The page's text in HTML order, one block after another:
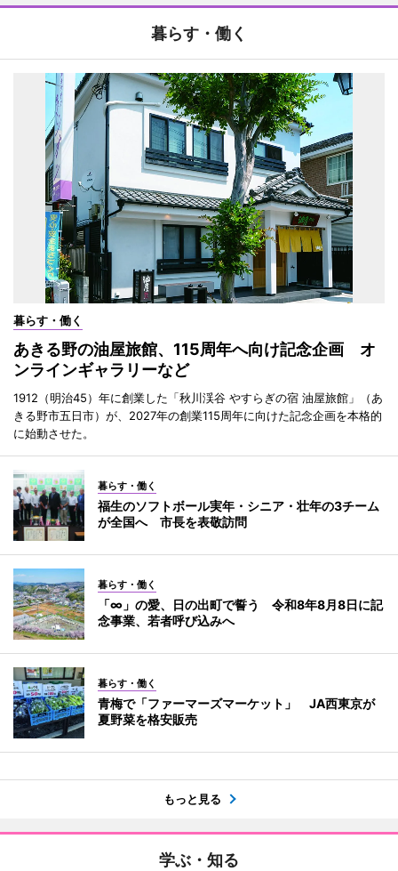
暮らす・働く
暮らす・働く
あきる野の油屋旅館、115周年へ向け記念企画 オ
ンラインギャラリーなど
1912（明治45）年に創業した「秋川渓谷 やすらぎの宿 油屋旅館」（あ
きる野市五日市）が、2027年の創業115周年に向けた記念企画を本格的
に始動させた。
暮らす・働く
福生のソフトボール実年・シニア・壮年の3チーム
が全国へ 市長を表敬訪問
暮らす・働く
「∞」の愛、日の出町で誓う 令和8年8月8日に記
念事業、若者呼び込みへ
暮らす・働く
青梅で「ファーマーズマーケット」 JA西東京が
夏野菜を格安販売
もっと見る
学ぶ・知る